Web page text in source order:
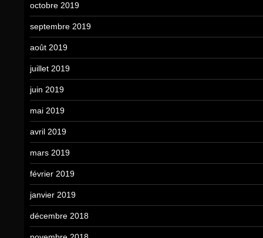
octobre 2019
septembre 2019
août 2019
juillet 2019
juin 2019
mai 2019
avril 2019
mars 2019
février 2019
janvier 2019
décembre 2018